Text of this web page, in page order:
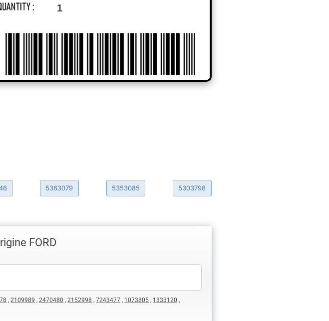
1
5363079 5353085 5303798
FORD
,2109989 ,2470480 ,2152998 ,7243477 , 1073805 , 1333120 ,